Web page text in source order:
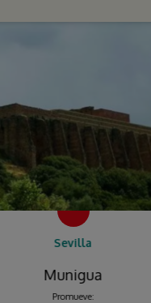
Sevilla
Munigua
Promueve: